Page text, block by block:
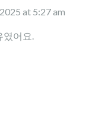
at 5:27 am
어요.